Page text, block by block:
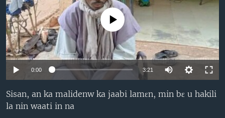
Langues
No media source currently available
0:00 3:21
Sisan, an ka malidenw ka jaabi lamɛn, min bɛ u hakili
la nin waati in na